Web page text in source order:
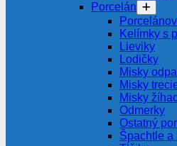
Porcelán
Kelímky s
Lieviky
Lodičky
Misky
Misky
Misky
Odmerky
Ostatný
Špachtle a